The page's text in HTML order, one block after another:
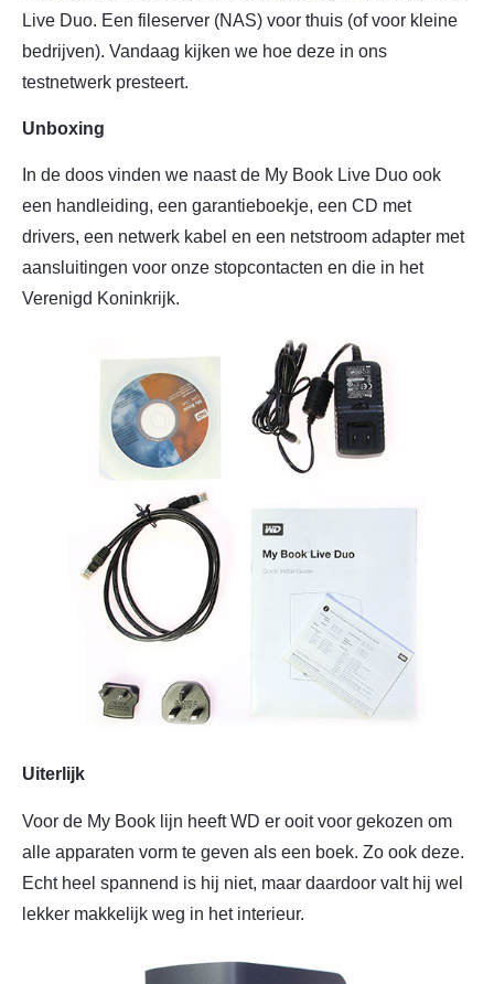
Live Duo. Een fileserver (NAS) voor thuis (of voor kleine
bedrijven). Vandaag kijken we hoe deze in ons
testnetwerk presteert.
Unboxing
In de doos vinden we naast de My Book Live Duo ook
een handleiding, een garantieboekje, een CD met
drivers, een netwerk kabel en een netstroom adapter met
aansluitingen voor onze stopcontacten en die in het
Verenigd Koninkrijk.
Uiterlijk
Voor de My Book lijn heeft WD er ooit voor gekozen om
alle apparaten vorm te geven als een boek. Zo ook deze.
Echt heel spannend is hij niet, maar daardoor valt hij wel
lekker makkelijk weg in het interieur.